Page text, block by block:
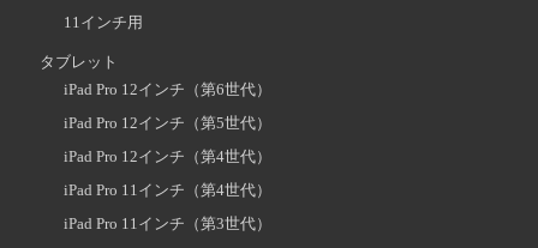
11インチ用
タブレット
iPad Pro 12インチ（第6世代）
iPad Pro 12インチ（第5世代）
iPad Pro 12インチ（第4世代）
iPad Pro 11インチ（第4世代）
iPad Pro 11インチ（第3世代）